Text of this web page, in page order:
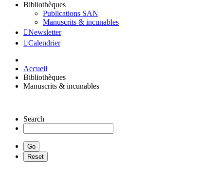
Bibliothèques
Publications SAN
Manuscrits & incunables
Newsletter
Calendrier
Accueil
Bibliothèques
Manuscrits & incunables
Search